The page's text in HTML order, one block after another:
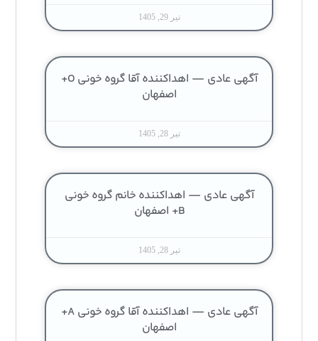
تیر 29, 1405
آگهی عادی — اهداکننده آقا گروه خونی O+
اصفهان
تیر 28, 1405
آگهی عادی — اهداکننده خانم گروه خونی
B+ اصفهان
تیر 28, 1405
آگهی عادی — اهداکننده آقا گروه خونی A+
اصفهان